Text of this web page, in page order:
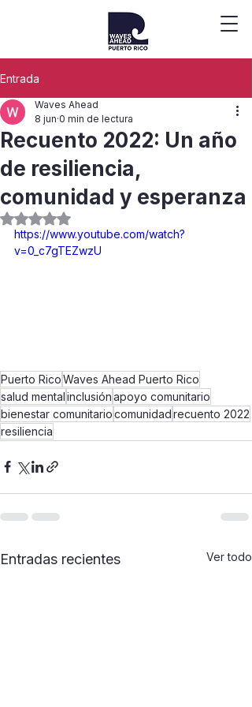
Entrada
Recuento 2022: Un año
de resiliencia,
comunidad y esperanza
Waves Ahead
8 jun 0 min de lectura
Obtuvo NaN de 5 estrellas.
https://www.youtube.com/watch?
v=0_c7gTEZwzU
Puerto RicoWaves Ahead Puerto Rico
salud mentalinclusiónapoyo comunitario
bienestar comunitariocomunidadrecuento 2022
resiliencia
Entradas recientes Ver todo